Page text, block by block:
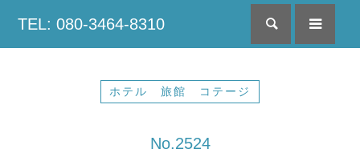
TEL: 080-3464-8310 検索
ホテル 旅館 コテージ
No.2524